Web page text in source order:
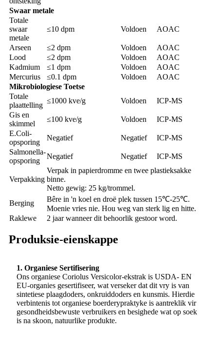
Swaar metale
Totale
swaar
metale
≤10 dpm Voldoen AOAC
Arseen ≤2 dpm Voldoen
AOAC
Lood
≤2 dpm Voldoen
AOAC
Kadmium
≤1 dpm Voldoen
AOAC
Mercurius
≤0.1 dpm Voldoen
AOAC
Mikrobiologiese Toetse
Totale
plaattelling
≤1000 kve/g Voldoen
ICP-MS
Gis en
skimmel
≤100 kve/g Voldoen
ICP-MS
E.Coli-
opsporing
Negatief Negatief
ICP-MS
Salmonella-
opsporing
Negatief Negatief ICP-MS
Verpakking
Verpak in papierdromme en twee plastieksakke
binne.
Netto gewig: 25 kg/trommel.
Berging
Bêre in 'n koel en droë plek tussen 15℃-25℃.
Moenie vries nie. Hou weg van sterk lig en hitte.
Raklewe
2 jaar wanneer dit behoorlik gestoor word.
Produksie-eienskappe
1. Organiese Sertifisering
Ons organiese Coriolus Versicolor-ekstrak is USDA- EN
EU-organies gesertifiseer, wat verseker dat dit vry is van
sintetiese plaagdoders, onkruiddoders en kunsmis. Hierdie
verbintenis tot organiese boerderypraktyke is aantreklik vir
gesondheidsbewuste verbruikers en besighede wat op soek
is na skoon, natuurlike produkte.